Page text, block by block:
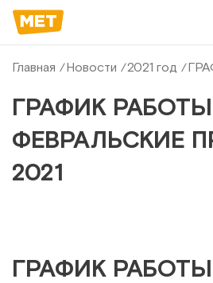
Главная Новости 2021 год
ГРАФИК
ФЕВРАЛЬСКИЕ
2021
ГРАФИК